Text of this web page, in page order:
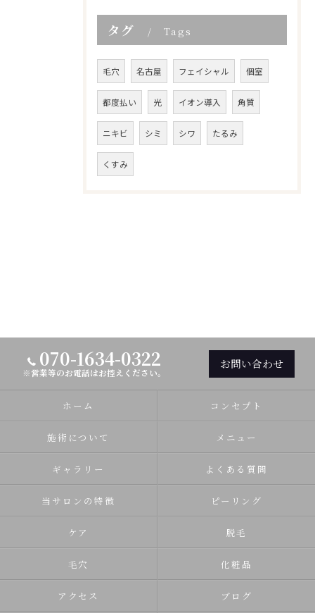
タグ Tags
毛穴 名古屋 フェイシャル 個室
都度払い 光 イオン導入 角質
ニキビ シミ シワ たるみ
くすみ
070-1634-0322
※営業等のお電話はお控えください。
お問い合わせ
ホーム コンセプト
施術について メニュー
ギャラリー よくある質問
当サロンの特徴 ピーリング
ケア 脱毛
毛穴 化粧品
アクセス ブログ